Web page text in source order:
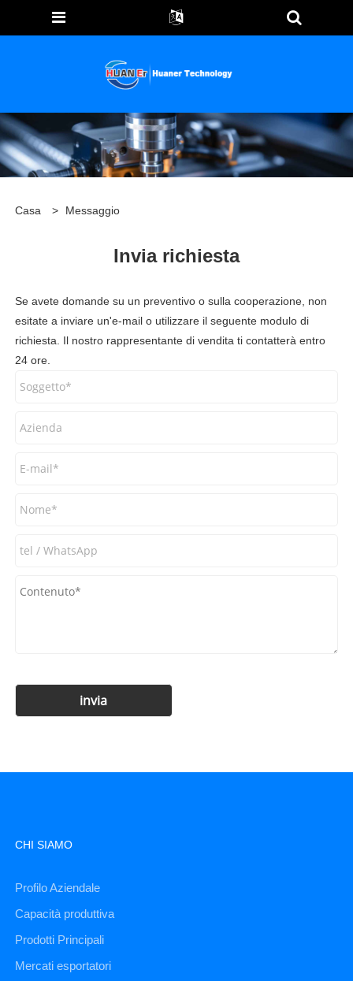
Casa > Messaggio
Invia richiesta
Se avete domande su un preventivo o sulla cooperazione, non
esitate a inviare un'e-mail o utilizzare il seguente modulo di
richiesta. Il nostro rappresentante di vendita ti contatterà entro
24 ore.
CHI SIAMO
Profilo Aziendale
Capacità produttiva
Prodotti Principali
Mercati esportatori